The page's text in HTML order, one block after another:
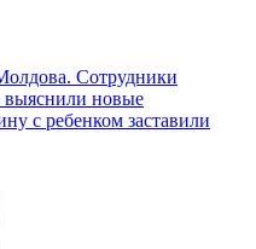
Сотрудники
новые
с ребенком заставили